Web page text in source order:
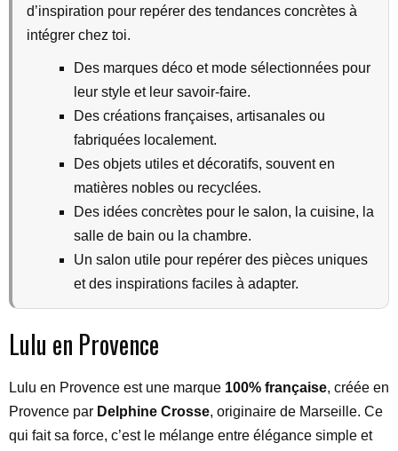
d’inspiration pour repérer des tendances concrètes à
intégrer chez toi.
Des marques déco et mode sélectionnées pour
leur style et leur savoir-faire.
Des créations françaises, artisanales ou
fabriquées localement.
Des objets utiles et décoratifs, souvent en
matières nobles ou recyclées.
Des idées concrètes pour le salon, la cuisine, la
salle de bain ou la chambre.
Un salon utile pour repérer des pièces uniques
et des inspirations faciles à adapter.
Lulu en Provence
Lulu en Provence est une marque 100% française, créée en
Provence par Delphine Crosse, originaire de Marseille. Ce
qui fait sa force, c’est le mélange entre élégance simple et